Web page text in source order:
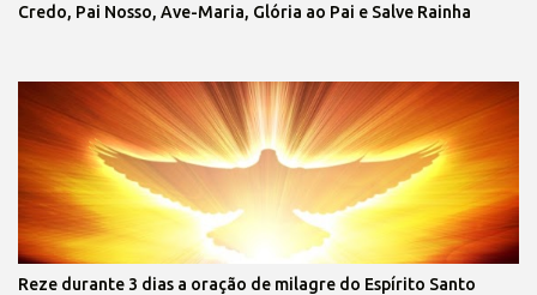
Credo, Pai Nosso, Ave-Maria, Glória ao Pai e Salve Rainha
Reze durante 3 dias a oração de milagre do Espírito Santo